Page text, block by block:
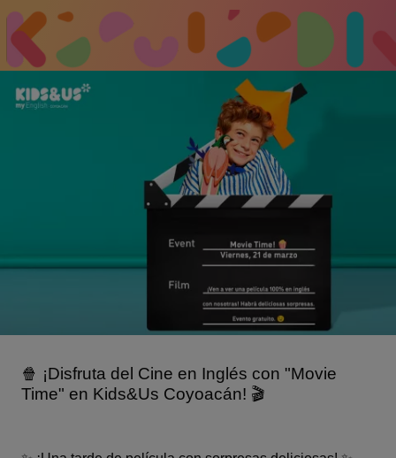
🍿 ¡Disfruta del Cine en Inglés con "Movie
Time" en Kids&Us Coyoacán! 🎬